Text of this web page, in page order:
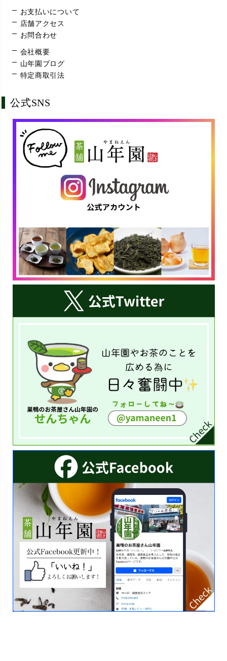
お支払いについて
店舗アクセス
お問合わせ
会社概要
山年園ブログ
特定商取引法
公式SNS